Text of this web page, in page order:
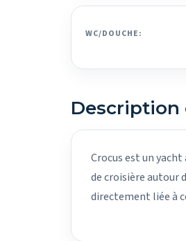
WC/DOUCHE:
Description
Crocus est un yacht
de croisière autour
directement liée à